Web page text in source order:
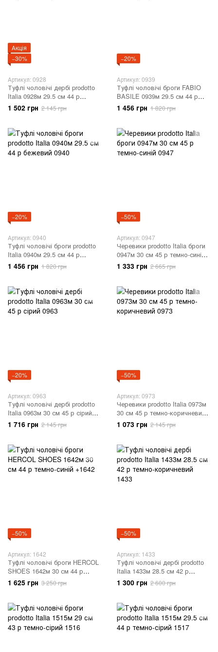
Акція
−30%
Артикул: 0928
Туфлі чоловічі дербі prodotto
Italia 0928м 29.5 см 44 р
темно-сірий 0928
1 502 грн 2 145 грн
−20%
Артикул: 0939
Туфлі чоловічі броги FABIO
BASILE 0939м 29.5 см 44 р
сірий 0939
1 456 грн 1 820 грн
−20%
Артикул: 0940
Туфлі чоловічі броги prodotto
Italia 0940м 29.5 см 44 р
бежевий 0940
1 456 грн 1 820 грн
−50%
Артикул: 0947
Черевики prodotto Italia броги
0947м 30 см 45 р темно-синій
0947
1 333 грн 2 665 грн
−20%
Артикул: 0963
Туфлі чоловічі дербі prodotto
Italia 0963м 30 см 45 р сірий
0963
1 716 грн 2 145 грн
−50%
Артикул: 0973
Черевики prodotto Italia 0973м
30 см 45 р темно-коричневий
0973
1 073 грн 2 145 грн
−50%
Артикул: 1642
Туфлі чоловічі броги HERCOL
SHOES 1642м 30 см 44 р
темно-синій +1642
1 625 грн 3 250 грн
−50%
Артикул: 1433
Туфлі чоловічі дербі prodotto
Italia 1433м 28.5 см 42 р
темно-коричневий 1433
1 300 грн 2 600 грн